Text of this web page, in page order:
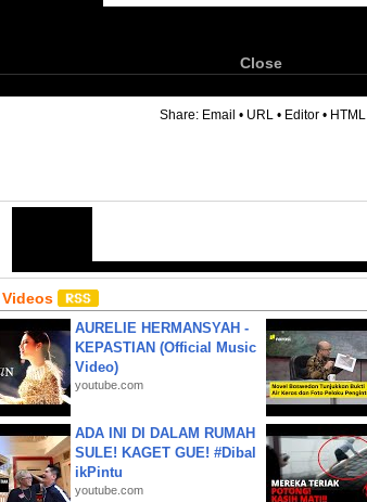
Close
Share: Email • URL • Editor • HTML
AURELIE HERMANSYAH -
KEPASTIAN (Official Music
Video)
youtube.com
ADA INI DI DALAM RUMAH
SULE! KAGET GUE! #Dibal
ikPintu
youtube.com